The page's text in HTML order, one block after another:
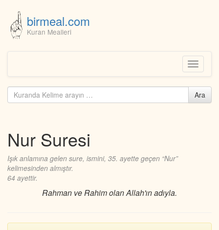
birmeal.com
Kuran Mealleri
Toggle
Kuranda
ara...
Ara
Nur Suresi
Işık anlamına gelen sure, ismini, 35. ayette geçen “Nur”
kelimesinden almıştır.
64 ayettir.
Rahman ve Rahim olan Allah'ın adıyla.